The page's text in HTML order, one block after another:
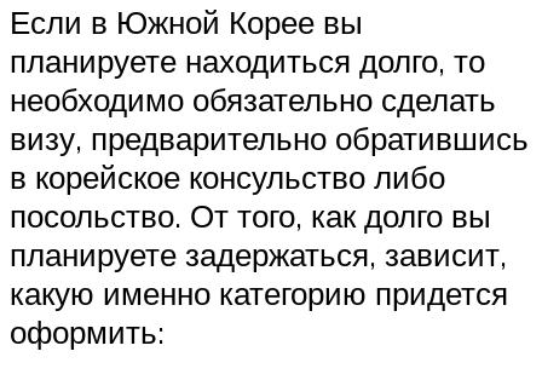
Если в Южной Корее вы
планируете находиться долго, то
необходимо обязательно сделать
визу, предварительно обратившись
в корейское консульство либо
посольство. От того, как долго вы
планируете задержаться, зависит,
какую именно категорию придется
оформить: